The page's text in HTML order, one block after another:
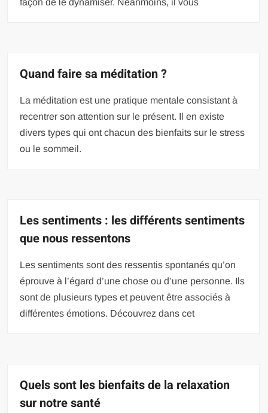
façon de le dynamiser. Néanmoins, il vous
Quand faire sa méditation ?
La méditation est une pratique mentale consistant à
recentrer son attention sur le présent. Il en existe
divers types qui ont chacun des bienfaits sur le stress
ou le sommeil.
Les sentiments : les différents sentiments
que nous ressentons
Les sentiments sont des ressentis spontanés qu’on
éprouve à l’égard d’une chose ou d’une personne. Ils
sont de plusieurs types et peuvent être associés à
différentes émotions. Découvrez dans cet
Quels sont les bienfaits de la relaxation
sur notre santé